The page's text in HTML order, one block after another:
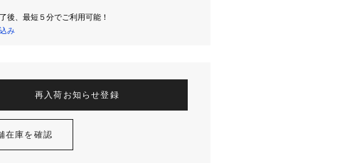
後、最短５分でご利用可能！
み
再入荷お知らせ登録
在庫を確認